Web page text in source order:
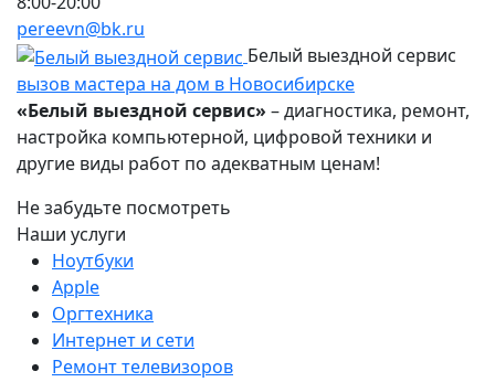
pereevn@bk.ru
Белый выездной сервис
вызов мастера на дом в Новосибирске
«Белый выездной сервис» – диагностика, ремонт,
настройка компьютерной, цифровой техники и
другие виды работ по адекватным ценам!
Не забудьте посмотреть
Наши услуги
Ноутбуки
Apple
Оргтехника
Интернет и сети
Ремонт телевизоров